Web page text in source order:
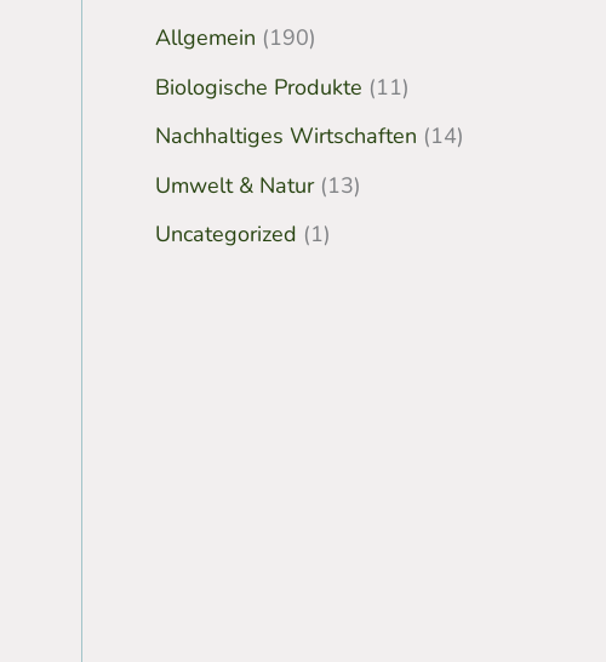
Allgemein (190)
Biologische Produkte (11)
Nachhaltiges Wirtschaften (14)
Umwelt & Natur(13)
Uncategorized (1)